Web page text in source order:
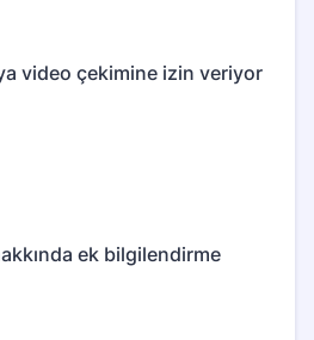
video çekimine izin veriyor
ek bilgilendirme